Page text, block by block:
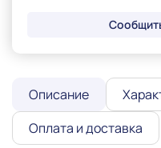
Описание
Оплата и доставка